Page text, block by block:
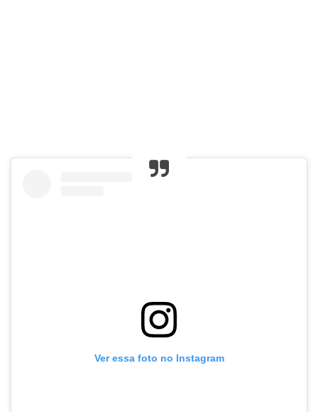
Ver essa foto no Instagram